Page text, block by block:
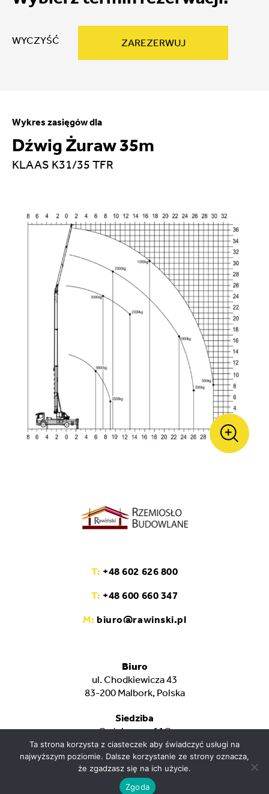
WYCZYŚĆ ZAREZERWUJ
Wykres zasięgów dla
Dźwig Żuraw 35m
KLAAS K31/35 TFR
T: +48 602 626 800
T: +48 600 660 347
M: biuro@rawinski.pl
Biuro
ul. Chodkiewicza 43
83-200 Malbork, Polska
Siedziba
Gościszewo 11C
82-400 Sztum, Polska
NIP: 5791807290
Regon: 192666448
Ta strona korzysta z ciasteczek aby świadczyć usługi na
najwyższym poziomie. Dalsze korzystanie ze strony oznacza,
że zgadzasz się na ich użycie.
Zgoda